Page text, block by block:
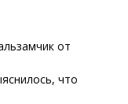
от
что